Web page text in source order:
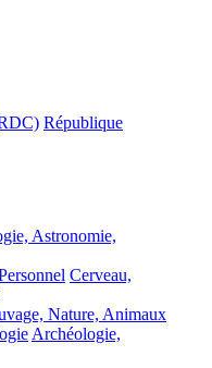
République
Astronomie,
Cerveau,
Nature, Animaux
Archéologie,